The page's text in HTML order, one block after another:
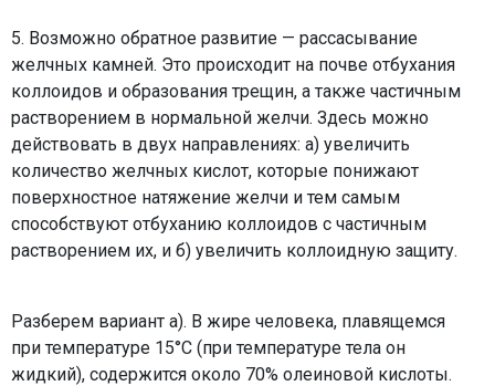
5. Возможно обратное развитие — рассасывание
желчных камней. Это происходит на почве отбухания
коллоидов и образования трещин, а также частичным
растворением в нормальной желчи. Здесь можно
действовать в двух направлениях: а) увеличить
количество желчных кислот, которые понижают
поверхностное натяжение желчи и тем самым
способствуют отбуханию коллоидов с частичным
растворением их, и б) увеличить коллоидную защиту.
Разберем вариант а). В жире человека, плавящемся
при температуре 15°С (при температуре тела он
жидкий), содержится около 70% олеиновой кислоты.